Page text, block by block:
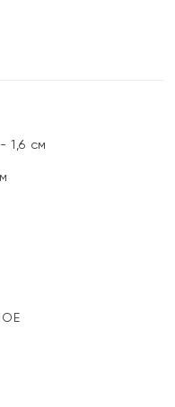
1,6 см